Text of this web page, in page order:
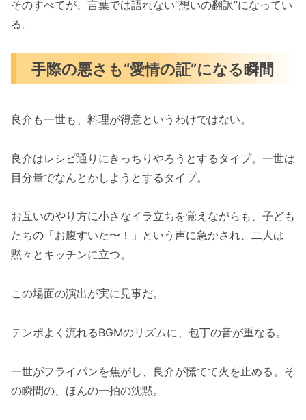
そのすべてが、言葉では語れない“想いの翻訳”になってい
る。
手際の悪さも“愛情の証”になる瞬間
良介も一世も、料理が得意というわけではない。
良介はレシピ通りにきっちりやろうとするタイプ。一世は
目分量でなんとかしようとするタイプ。
お互いのやり方に小さなイラ立ちを覚えながらも、子ども
たちの「お腹すいた〜！」という声に急かされ、二人は
黙々とキッチンに立つ。
この場面の演出が実に見事だ。
テンポよく流れるBGMのリズムに、包丁の音が重なる。
一世がフライパンを焦がし、良介が慌てて火を止める。そ
の瞬間の、ほんの一拍の沈黙。